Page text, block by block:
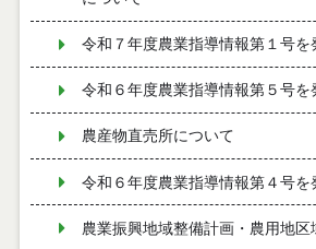
令和７年度農業指導情報第１号を
令和６年度農業指導情報第５号を
農産物直売所について
令和６年度農業指導情報第４号を
農業振興地域整備計画・農用地区